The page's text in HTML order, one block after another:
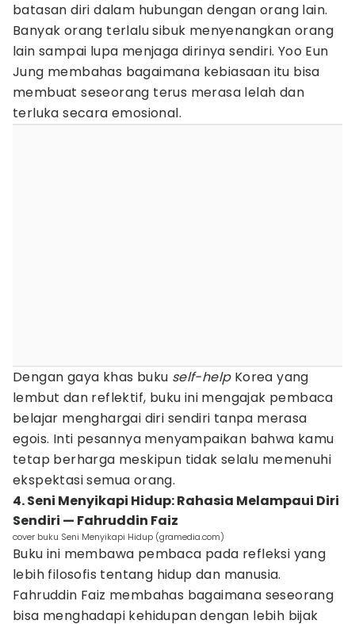
batasan diri dalam hubungan dengan orang lain.
Banyak orang terlalu sibuk menyenangkan orang
lain sampai lupa menjaga dirinya sendiri. Yoo Eun
Jung membahas bagaimana kebiasaan itu bisa
membuat seseorang terus merasa lelah dan
terluka secara emosional.
Dengan gaya khas buku self-help Korea yang
lembut dan reflektif, buku ini mengajak pembaca
belajar menghargai diri sendiri tanpa merasa
egois. Inti pesannya menyampaikan bahwa kamu
tetap berharga meskipun tidak selalu memenuhi
ekspektasi semua orang.
4. Seni Menyikapi Hidup: Rahasia Melampaui Diri
Sendiri — Fahruddin Faiz
cover buku Seni Menyikapi Hidup (gramedia.com)
Buku ini membawa pembaca pada refleksi yang
lebih filosofis tentang hidup dan manusia.
Fahruddin Faiz membahas bagaimana seseorang
bisa menghadapi kehidupan dengan lebih bijak